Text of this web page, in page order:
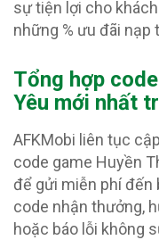
sự tiện lợi cho
những % ưu đãi nạp
Tổng hợp
Yêu mới nhất
AFKMobi liên tục
code game Huyền
để gửi miễn phí đến
code nhận thưởng,
hoặc báo lỗi không